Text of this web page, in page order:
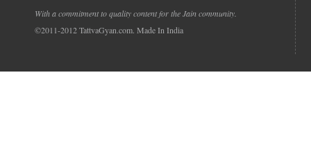
With a commitment to quality content for the Jain community.
©2011-2012 TattvaGyan.com. Made In India